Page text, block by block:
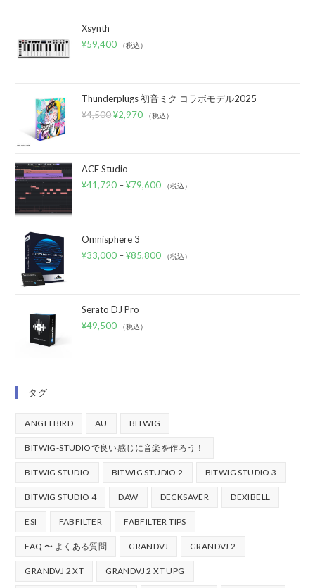
Xsynth
¥59,400 （税込）
Thunderplugs 初音ミク コラボモデル2025
¥4,500 ¥2,970 （税込）
ACE Studio
¥41,720 –¥79,600 （税込）
Omnisphere 3
¥33,000 –¥85,800 （税込）
Serato DJ Pro
¥49,500 （税込）
タグ
ANGELBIRD AU BITWIG
BITWIG-STUDIOで良い感じに音楽を作ろう！
BITWIG STUDIO BITWIG STUDIO 2 BITWIG STUDIO 3
BITWIG STUDIO 4 DAW DECKSAVER DEXIBELL
ESI FABFILTER FABFILTER TIPS
FAQ 〜 よくある質問 GRANDVJ GRANDVJ 2
GRANDVJ 2 XT GRANDVJ 2 XT UPG